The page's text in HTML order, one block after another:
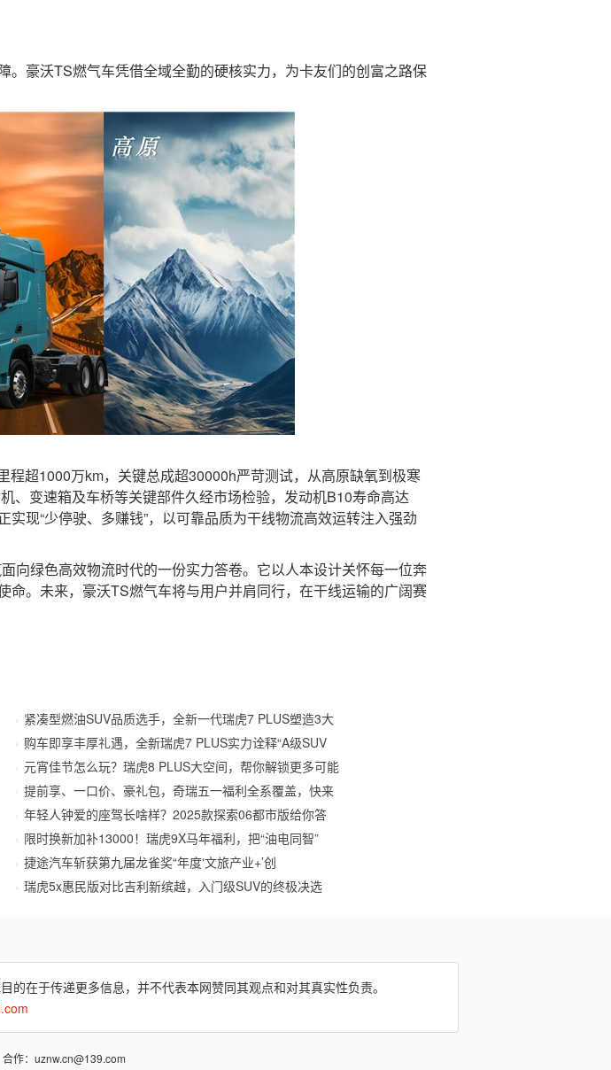
豪沃TS燃气车凭借全域全勤的硬核实力，为卡友们的创富之路保
超1000万km，关键总成超30000h严苛测试，从高原缺氧到极寒
、变速箱及车桥等关键部件久经市场检验，发动机B10寿命高达
现“少停驶、多赚钱”，以可靠品质为干线物流高效运转注入强劲
绿色高效物流时代的一份实力答卷。它以人本设计关怀每一位奔
。未来，豪沃TS燃气车将与用户并肩同行，在干线运输的广阔赛
紧凑型燃油SUV品质选手，全新一代瑞虎7 PLUS塑造3大
购车即享丰厚礼遇，全新瑞虎7 PLUS实力诠释“A级SUV
元宵佳节怎么玩？瑞虎8 PLUS大空间，帮你解锁更多可能
提前享、一口价、豪礼包，奇瑞五一福利全系覆盖，快来
年轻人钟爱的座驾长啥样？2025款探索06都市版给你答
限时换新加补13000！瑞虎9X马年福利，把“油电同智”
捷途汽车斩获第九届龙雀奖“年度‘文旅产业+’创
瑞虎5x惠民版对比吉利新缤越，入门级SUV的终极决选
的在于传递更多信息，并不代表本网赞同其观点和对其真实性负责。
作：uznw.cn@139.com